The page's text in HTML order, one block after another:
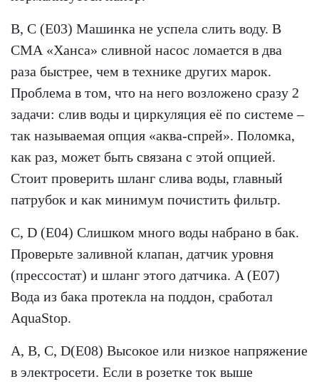
B, C (E03) Машинка не успела слить воду. В
СМА «Ханса» сливной насос ломается в два
раза быстрее, чем в технике других марок.
Проблема в том, что на него возложено сразу 2
задачи: слив воды и циркуляция её по системе –
так называемая опция «аква-спрей». Поломка,
как раз, может быть связана с этой опцией.
Стоит проверить шланг слива воды, главный
патрубок и как минимум почистить фильтр.
C, D (E04) Слишком много воды набрано в бак.
Проверьте заливной клапан, датчик уровня
(прессостат) и шланг этого датчика. A (E07)
Вода из бака протекла на поддон, сработал
AquaStop.
A, B, C, D(E08) Высокое или низкое напряжение
в электросети. Если в розетке ток выше